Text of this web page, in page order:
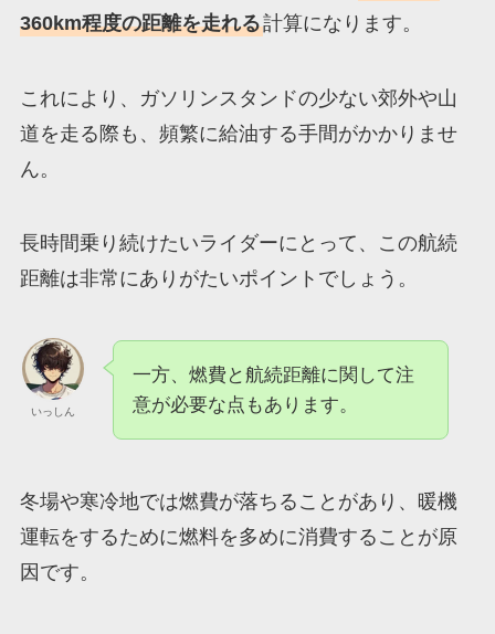
360km程度の距離を走れる計算になります。
これにより、ガソリンスタンドの少ない郊外や山
道を走る際も、頻繁に給油する手間がかかりませ
ん。
長時間乗り続けたいライダーにとって、この航続
距離は非常にありがたいポイントでしょう。
いっしん
一方、燃費と航続距離に関して注
意が必要な点もあります。
冬場や寒冷地では燃費が落ちることがあり、暖機
運転をするために燃料を多めに消費することが原
因です。